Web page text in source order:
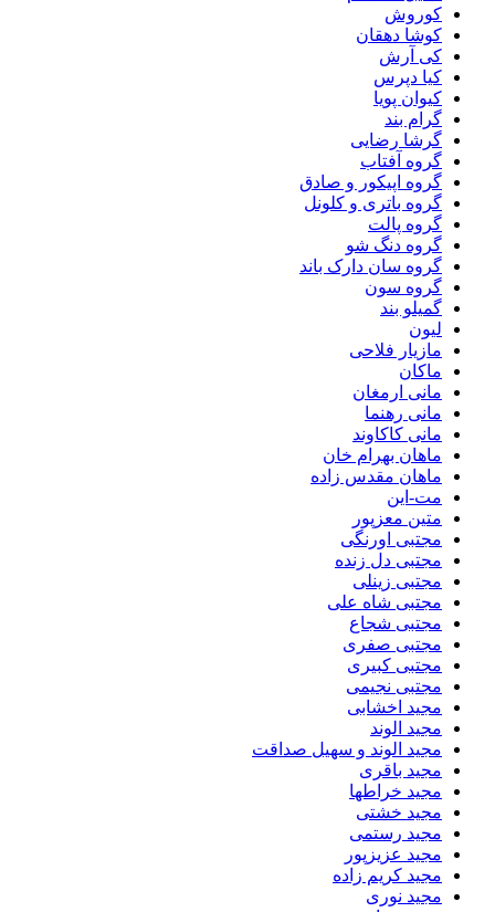
کوروش
کوشا دهقان
کی آرش
کیا دپرس
کیوان پویا
گرام بند
گرشا رضایی
گروه آفتاب
گروه اپیکور و صادق
گروه باتری و کلونل
گروه پالت
گروه دنگ شو
گروه سان دارک باند
گروه سون
گمیلو بند
لیون
مازیار فلاحی
ماکان
مانی ارمغان
مانی رهنما
مانی کاکاوند
ماهان بهرام خان
ماهان مقدس زاده
مت-این
متین معزپور
مجتبی اورنگی
مجتبی دل زنده
مجتبی زینلی
مجتبی شاه علی
مجتبی شجاع
مجتبی صفری
مجتبی کبیری
مجتبی نجیمی
مجید اخشابی
مجید الوند‎
مجید الوند و سهیل صداقت
مجید باقری
مجید خراطها
مجید خشتی
مجید رستمی
مجید عزیزپور
مجید کریم زاده
مجید نوری